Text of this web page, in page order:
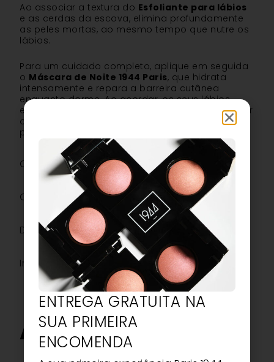
Ao associar a textura do Esfoliante para lábios
e as cerdas da escova, elimina profundamente
as peles mortas, ao mesmo tempo que nutre os
lábios.
Para um cuidado completo, aplique em seguida
o Máscara de Noite 1944 Paris, que hidrata
intensamente e repara a barreira cutânea
enquanto dorme. Ao acordar, os seus lábios
estarão suaves, flexíveis e prontos para enfrentar
o dia, sublimados por este ritual de beleza
profissional.
Os ingredientes
O mais
Descrição
Informações adicionais
AVISO
ENTREGA GRATUITA NA
SUA PRIMEIRA
ENCOMENDA